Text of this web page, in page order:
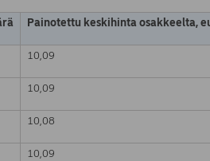
Painotettu keskihinta osakkeelta,
10,09
10,09
10,08
10,09